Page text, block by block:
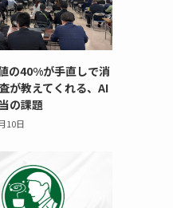
の40%が手直しで消
が教えてくれる、AI
の課題
10日